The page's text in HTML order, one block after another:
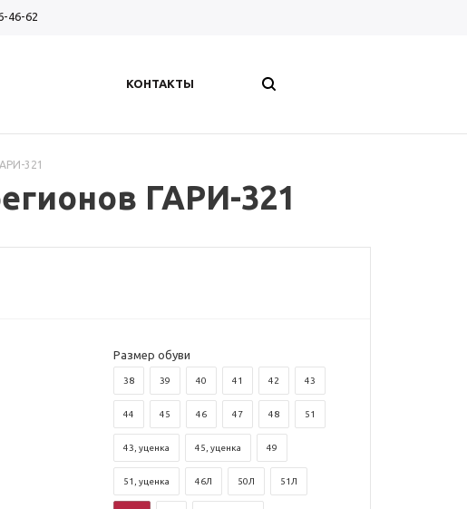
46-62
КОНТАКТЫ
321
ГАРИ-321
Размер обуви
38 39 40 41 42 43
44 45 46 47 48 51
43, уценка 45, уценка 49
51, уценка 46Л 50Л 51Л